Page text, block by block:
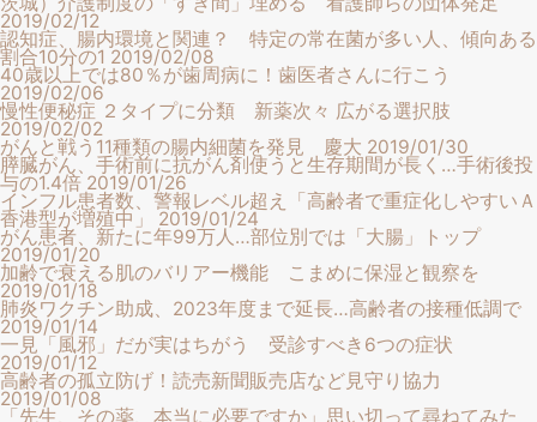
2019/02/12
認知症、腸内環境と関連？ 特定の常在菌が多い人、傾向ある
割合10分の1 2019/02/08
40歳以上では80％が歯周病に！歯医者さんに行こう
2019/02/06
慢性便秘症 ２タイプに分類 新薬次々 広がる選択肢
2019/02/02
がんと戦う11種類の腸内細菌を発見 慶大 2019/01/30
膵臓がん、手術前に抗がん剤使うと生存期間が長く…手術後投
与の1.4倍 2019/01/26
インフル患者数、警報レベル超え「高齢者で重症化しやすいＡ
香港型が増殖中」 2019/01/24
がん患者、新たに年99万人…部位別では「大腸」トップ
2019/01/20
加齢で衰える肌のバリアー機能 こまめに保湿と観察を
2019/01/18
肺炎ワクチン助成、2023年度まで延長…高齢者の接種低調で
2019/01/14
一見「風邪」だが実はちがう 受診すべき6つの症状
2019/01/12
高齢者の孤立防げ！読売新聞販売店など見守り協力
2019/01/08
「先生、その薬、本当に必要ですか」思い切って尋ねてみた